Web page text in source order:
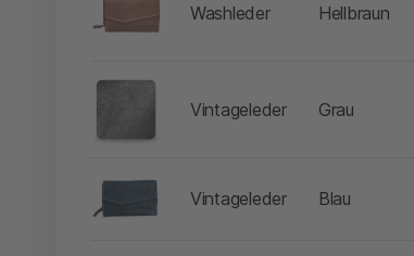
Washleder Hellbraun
Vintageleder Grau
Vintageleder Blau